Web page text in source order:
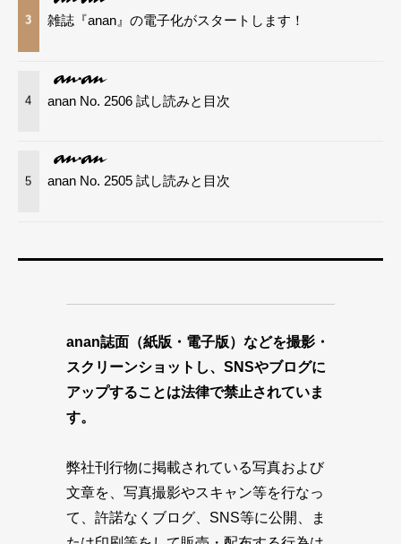
3 雑誌『anan』の電子化がスタートします！
4 anan No. 2506 試し読みと目次
5 anan No. 2505 試し読みと目次
anan誌面（紙版・電子版）などを撮影・
スクリーンショットし、SNSやブログに
アップすることは法律で禁止されていま
す。
弊社刊行物に掲載されている写真および
文章を、写真撮影やスキャン等を行なっ
て、許諾なくブログ、SNS等に公開、ま